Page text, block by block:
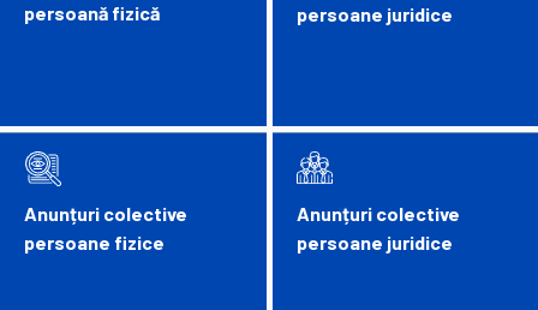
persoană fizică
Anunțuri colective
persoane fizice
persoane juridice
Anunțuri colective
persoane juridice